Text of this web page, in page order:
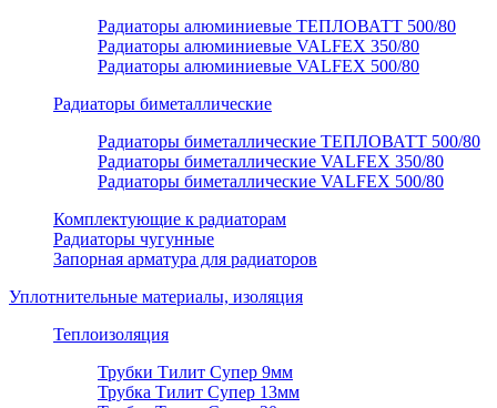
Радиаторы алюминиевые ТЕПЛОВАТТ 500/80
Радиаторы алюминиевые VALFEX 350/80
Радиаторы алюминиевые VALFEX 500/80
Радиаторы биметаллические
Радиаторы биметаллические ТЕПЛОВАТТ 500/80
Радиаторы биметаллические VALFEX 350/80
Радиаторы биметаллические VALFEX 500/80
Комплектующие к радиаторам
Радиаторы чугунные
Запорная арматура для радиаторов
Уплотнительные материалы, изоляция
Теплоизоляция
Трубки Тилит Супер 9мм
Трубка Тилит Супер 13мм